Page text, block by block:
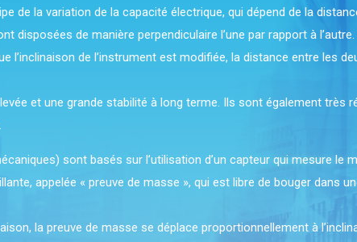
de la variation de la capacité électrique, qui dépend de la
de manière perpendiculaire l’une par rapport à
de l’instrument est modifiée, la distance entre les
et une grande stabilité à long terme. Ils sont également très
sont basés sur l’utilisation d’un capteur qui mesure le
appelée « preuve de masse », qui est libre de bouger dans
la preuve de masse se déplace proportionnellement à